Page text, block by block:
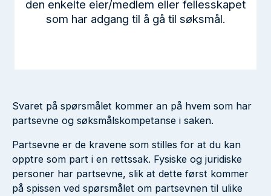
den enkelte eier/medlem eller fellesskapet
som har adgang til å gå til søksmål.
Svaret på spørsmålet kommer an på hvem som har
partsevne og søksmålskompetanse i saken.
Partsevne er de kravene som stilles for at du kan
opptre som part i en rettssak. Fysiske og juridiske
personer har partsevne, slik at dette først kommer
på spissen ved spørsmålet om partsevnen til ulike